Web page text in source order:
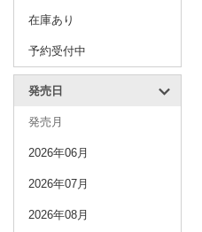
在庫あり
予約受付中
発売日
発売月
2026年06月
2026年07月
2026年08月